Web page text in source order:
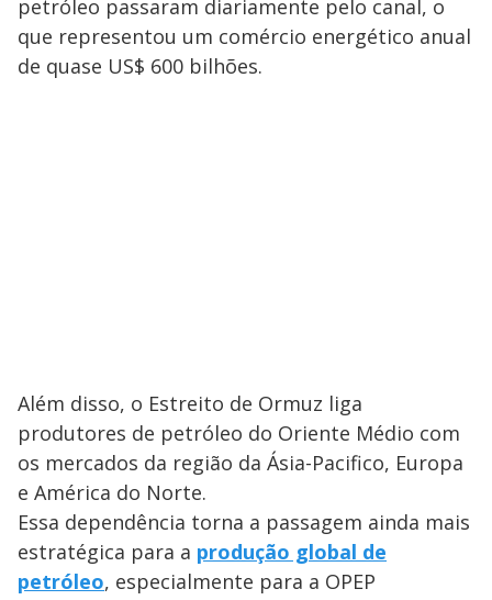
petróleo passaram diariamente pelo canal, o
que representou um comércio energético anual
de quase US$ 600 bilhões.
Além disso, o Estreito de Ormuz liga
produtores de petróleo do Oriente Médio com
os mercados da região da Ásia-Pacifico, Europa
e América do Norte.
Essa dependência torna a passagem ainda mais
estratégica para a produção global de
petróleo, especialmente para a OPEP